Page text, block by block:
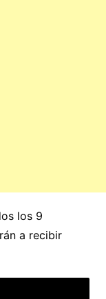
los 9
a recibir